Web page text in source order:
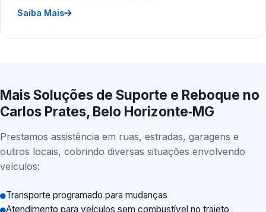
Saiba Mais
Mais Soluções de Suporte e Reboque no
Carlos Prates, Belo Horizonte‑MG
Prestamos assistência em ruas, estradas, garagens e
outros locais, cobrindo diversas situações envolvendo
veículos:
Transporte programado para mudanças
Atendimento para veículos sem combustível no trajeto